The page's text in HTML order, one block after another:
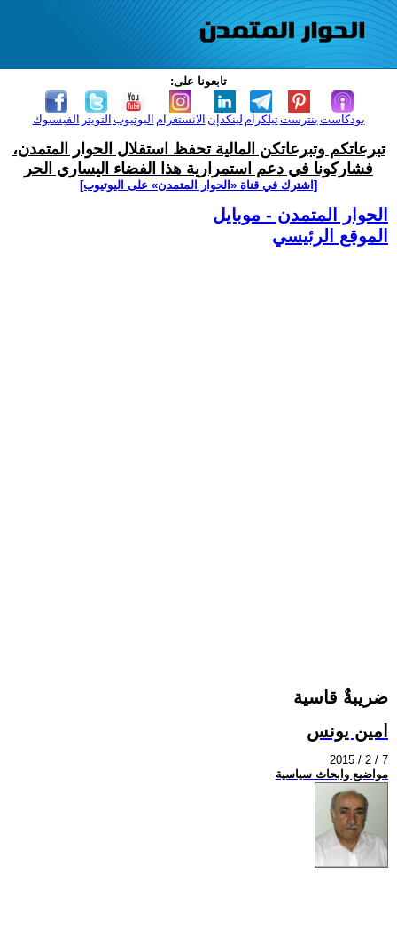
تابعونا على:
الفيسبوك التويتر اليوتيوب الانستغرام لينكدإن تيلكرامبنترست بودكاست
تبرعاتكم وتبرعاتكن المالية تحفظ استقلال الحوار المتمدن،
فشاركونا في دعم استمرارية هذا الفضاء اليساري الحر
[اشترك في قناة ‫«الحوار المتمدن» على اليوتيوب]
الحوار المتمدن - موبايل
الموقع الرئيسي
ضريبةٌ قاسية
امين يونس
2015 / 2 / 7
مواضيع وابحاث سياسية